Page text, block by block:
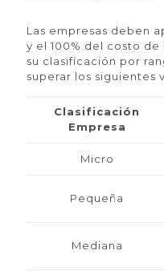
Las empresas deben
y el 100% del costo
su clasificación por
superar los siguientes
Clasificación
Empresa
Micro
Pequeña
Mediana